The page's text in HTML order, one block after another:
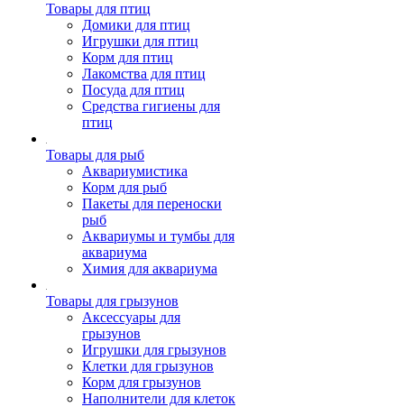
Товары для птиц
Домики для птиц
Игрушки для птиц
Корм для птиц
Лакомства для птиц
Посуда для птиц
Средства гигиены для
птиц
Товары для рыб
Аквариумистика
Корм для рыб
Пакеты для переноски
рыб
Аквариумы и тумбы для
аквариума
Химия для аквариума
Товары для грызунов
Аксессуары для
грызунов
Игрушки для грызунов
Клетки для грызунов
Корм для грызунов
Наполнители для клеток